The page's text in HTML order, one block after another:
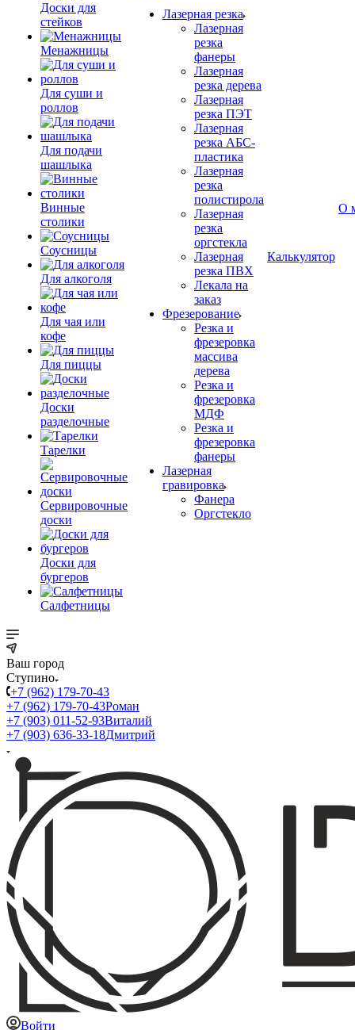
Доски для
стейков
Менажницы
Для суши и
роллов
Для подачи
шашлыка
Винные
столики
Соусницы
Для алкоголя
Для чая или
кофе
Для пиццы
Доски
разделочные
Тарелки
Сервировочные
доски
Доски для
бургеров
Салфетницы
Лазерная резка
Лазерная
резка
фанеры
Лазерная
резка дерева
Лазерная
резка ПЭТ
Лазерная
резка АБС-
пластика
Лазерная
резка
полистирола
Лазерная
резка
оргстекла
Лазерная
резка ПВХ
Лекала на
заказ
Фрезерование
Резка и
фрезеровка
массива
дерева
Резка и
фрезеровка
МДФ
Резка и
фрезеровка
фанеры
Лазерная
гравировка
Фанера
Орг­стек­ло
Калькулятор
О
Ваш город
Ступино
+7 (962) 179-70-43
+7 (962) 179-70-43Роман
+7 (903) 011-52-93Виталий
+7 (903) 636-33-18Дмитрий
Войти